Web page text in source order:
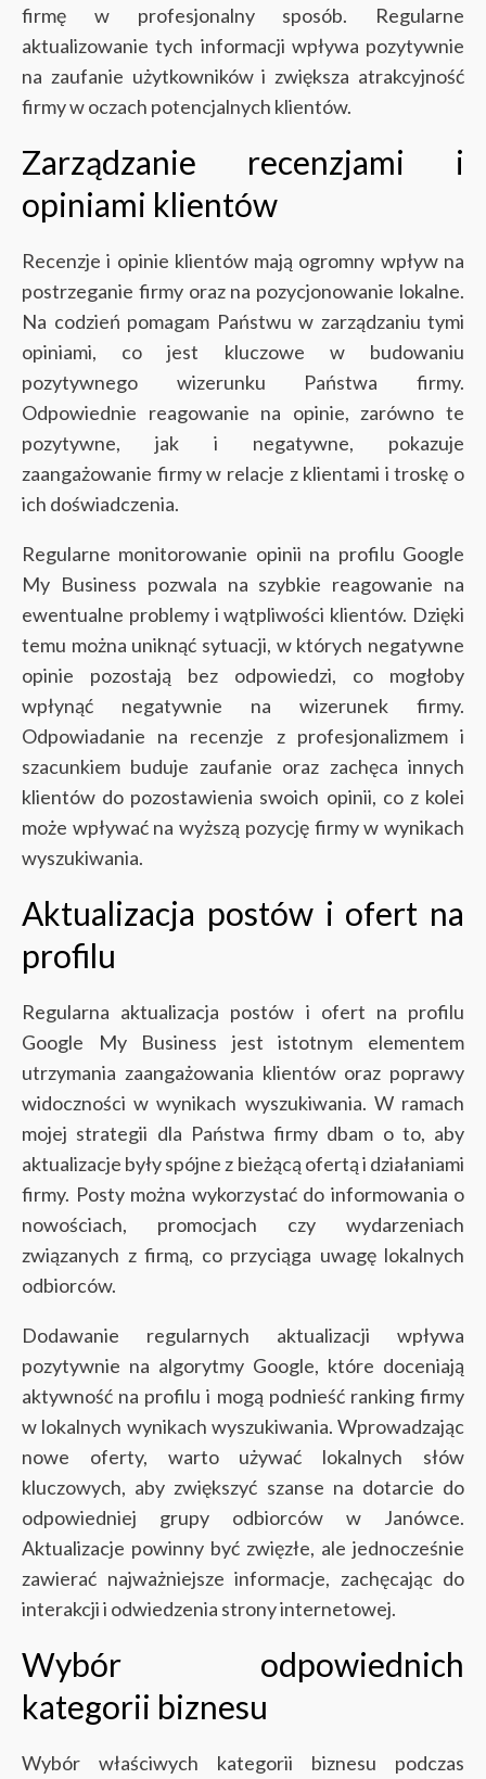
firmę w profesjonalny sposób. Regularne
aktualizowanie tych informacji wpływa pozytywnie
na zaufanie użytkowników i zwiększa atrakcyjność
firmy w oczach potencjalnych klientów.
Zarządzanie recenzjami i
opiniami klientów
Recenzje i opinie klientów mają ogromny wpływ na
postrzeganie firmy oraz na pozycjonowanie lokalne.
Na codzień pomagam Państwu w zarządzaniu tymi
opiniami, co jest kluczowe w budowaniu
pozytywnego wizerunku Państwa firmy.
Odpowiednie reagowanie na opinie, zarówno te
pozytywne, jak i negatywne, pokazuje
zaangażowanie firmy w relacje z klientami i troskę o
ich doświadczenia.
Regularne monitorowanie opinii na profilu Google
My Business pozwala na szybkie reagowanie na
ewentualne problemy i wątpliwości klientów. Dzięki
temu można uniknąć sytuacji, w których negatywne
opinie pozostają bez odpowiedzi, co mogłoby
wpłynąć negatywnie na wizerunek firmy.
Odpowiadanie na recenzje z profesjonalizmem i
szacunkiem buduje zaufanie oraz zachęca innych
klientów do pozostawienia swoich opinii, co z kolei
może wpływać na wyższą pozycję firmy w wynikach
wyszukiwania.
Aktualizacja postów i ofert na
profilu
Regularna aktualizacja postów i ofert na profilu
Google My Business jest istotnym elementem
utrzymania zaangażowania klientów oraz poprawy
widoczności w wynikach wyszukiwania. W ramach
mojej strategii dla Państwa firmy dbam o to, aby
aktualizacje były spójne z bieżącą ofertą i działaniami
firmy. Posty można wykorzystać do informowania o
nowościach, promocjach czy wydarzeniach
związanych z firmą, co przyciąga uwagę lokalnych
odbiorców.
Dodawanie regularnych aktualizacji wpływa
pozytywnie na algorytmy Google, które doceniają
aktywność na profilu i mogą podnieść ranking firmy
w lokalnych wynikach wyszukiwania. Wprowadzając
nowe oferty, warto używać lokalnych słów
kluczowych, aby zwiększyć szanse na dotarcie do
odpowiedniej grupy odbiorców w Janówce.
Aktualizacje powinny być zwięzłe, ale jednocześnie
zawierać najważniejsze informacje, zachęcając do
interakcji i odwiedzenia strony internetowej.
Wybór odpowiednich
kategorii biznesu
Wybór właściwych kategorii biznesu podczas